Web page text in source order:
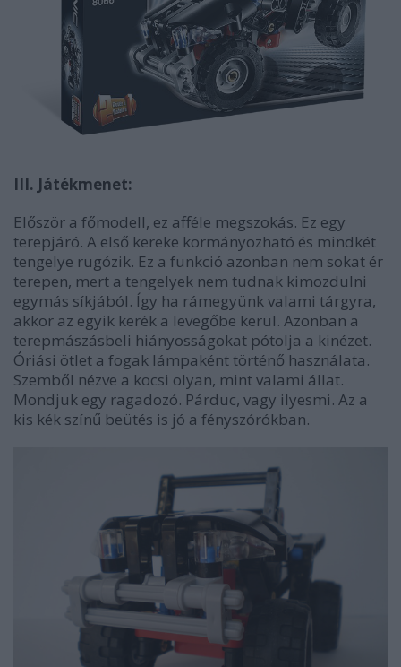
III. Játékmenet:
Először a főmodell, ez afféle megszokás. Ez egy
terepjáró. A első kereke kormányozható és mindkét
tengelye rugózik. Ez a funkció azonban nem sokat ér
terepen, mert a tengelyek nem tudnak kimozdulni
egymás síkjából. Így ha rámegyünk valami tárgyra,
akkor az egyik kerék a levegőbe kerül. Azonban a
terepmászásbeli hiányosságokat pótolja a kinézet.
Óriási ötlet a fogak lámpaként történő használata.
Szemből nézve a kocsi olyan, mint valami állat.
Mondjuk egy ragadozó. Párduc, vagy ilyesmi. Az a
kis kék színű beütés is jó a fényszórókban.